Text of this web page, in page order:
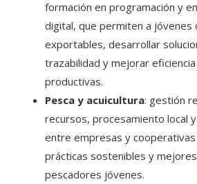
formación en programación y
digital, que permiten a jóvenes
exportables, desarrollar
trazabilidad y mejorar
productivas.
Pesca y acuicultura: gestión
recursos, procesamiento local
entre empresas y
prácticas sostenibles y
pescadores jóvenes.